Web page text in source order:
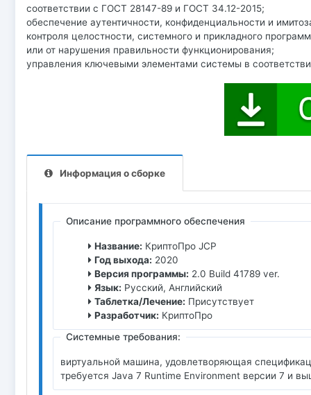
соответствии с ГОСТ 28147-89 и ГОСТ 34.12-2015;
обеспечение аутентичности, конфиденциальности и
контроля целостности, системного и прикладного
или от нарушения правильности функционирования;
управления ключевыми элементами системы в
Информация о сборке
Описание программного обеспечения
Название: КриптоПро JCP
Год выхода: 2020
Версия программы: 2.0 Build 41789 ver.
Язык: Русский, Английский
Таблетка/Лечение: Присутствует
Разработчик: КриптоПро
Системные требования:
виртуальной машина, удовлетворяющая
требуется Java 7 Runtime Environment версии 7 и